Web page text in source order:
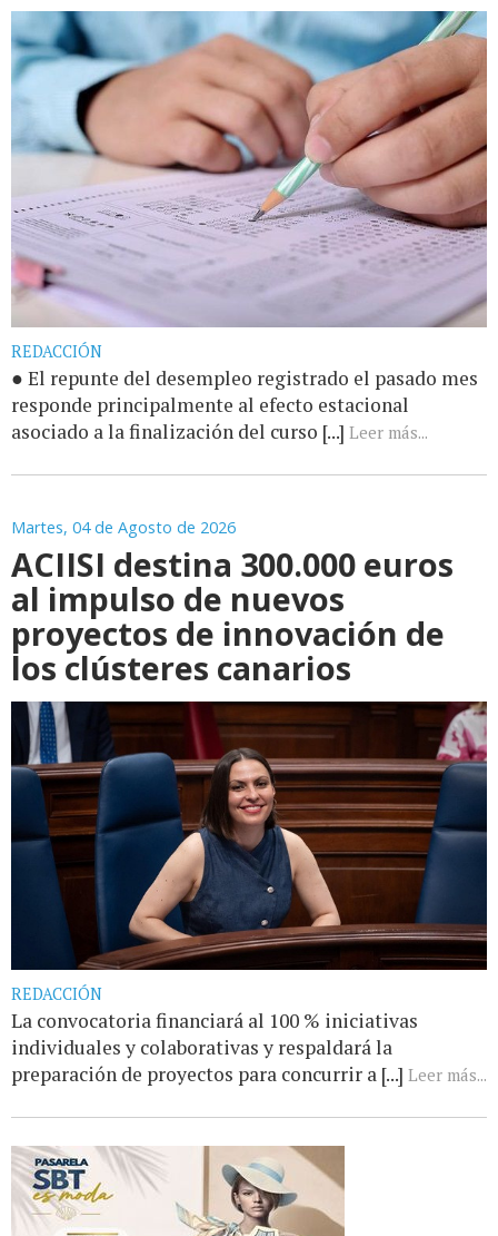
REDACCIÓN
● El repunte del desempleo registrado el pasado mes
responde principalmente al efecto estacional
asociado a la finalización del curso [...] Leer más...
Martes, 04 de Agosto de 2026
ACIISI destina 300.000 euros
al impulso de nuevos
proyectos de innovación de
los clústeres canarios
REDACCIÓN
La convocatoria financiará al 100 % iniciativas
individuales y colaborativas y respaldará la
preparación de proyectos para concurrir a [...] Leer más...